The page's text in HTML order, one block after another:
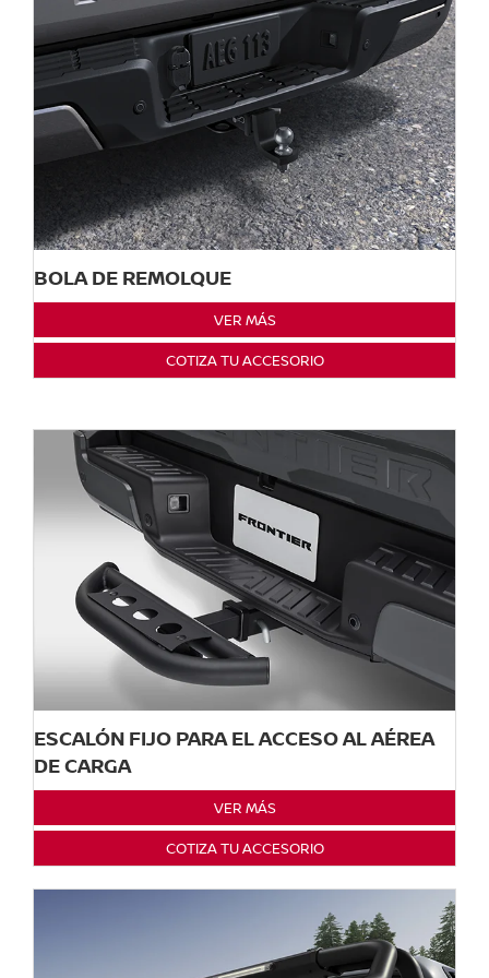
BOLA DE REMOLQUE
VER MÁS
COTIZA TU ACCESORIO
ESCALÓN FIJO PARA EL ACCESO AL AÉREA
DE CARGA
VER MÁS
COTIZA TU ACCESORIO